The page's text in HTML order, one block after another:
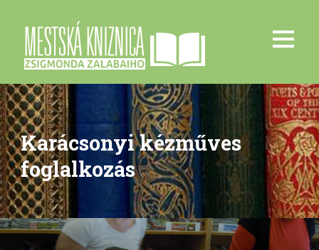
Karácsonyi kézműves
foglalkozás